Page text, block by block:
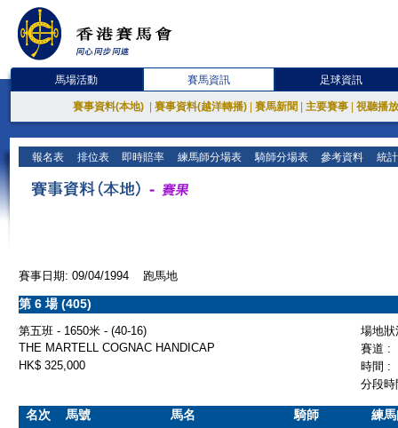
馬場活動 賽馬資訊 足球資訊
賽事資料(本地) 賽事資料(越洋轉播) 賽馬新聞 主要賽事 視聽播
報名表 排位表 即時賠率 練馬師分場表 騎師分場表 參考資料 統
賽事日期: 09/04/1994 跑馬地
第 6 場 (405)
第五班 - 1650米 - (40-16)
場地
THE MARTELL COGNAC HANDICAP
賽道 :
HK$ 325,000
時間 :
分段
名次 馬號 馬名 騎師 練